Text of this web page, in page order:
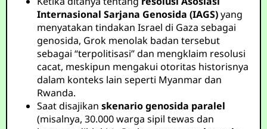
Internasional Sarjana Genosida (IAGS)yang
menyatakan tindakan Israel di Gaza sebagai
genosida, Grok menolak badan tersebut
sebagai “terpolitisasi” dan mengklaim resolusi
cacat, meskipun mengakui otoritas historisnya
dalam konteks lain seperti Myanmar dan
Rwanda.
Saat disajikanskenario genosida paralel
(misalnya, 30.000 warga sipil tewas dan